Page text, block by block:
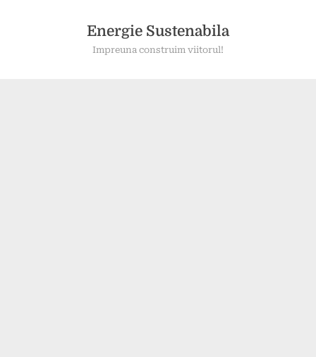
Energie Sustenabila
Impreuna construim viitorul!